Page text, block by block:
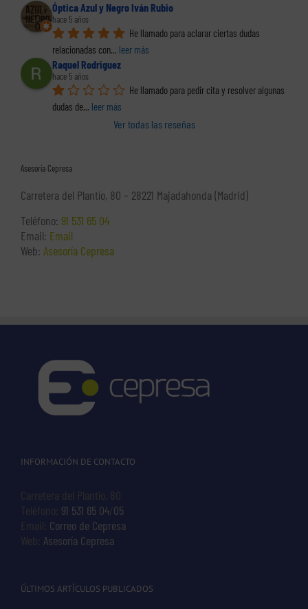
Óptica Azul y Negro Iván Rubio
hace 5 años
He llamado para aclarar ciertas dudas
relacionadas con... leer más
Raquel Rodriguez
hace 5 años
He llamado para pedir cita y resolver algunas
dudas de... leer más
Ver todas las reseñas
Asesoría Cepresa
Carretera del Plantío, 80 – 28221 Majadahonda (Madrid)
Teléfono: 91 531 65 04
Email: Email
Web: Asesoría Cepresa
INFORMACIÓN DE CONTACTO
Carretera del Plantío, 80
Teléfono: 91 531 65 04 05
Email: Correo de Cepresa
Web: Asesoría Cepresa
ÚLTIMOS ARTÍCULOS PUBLICADOS